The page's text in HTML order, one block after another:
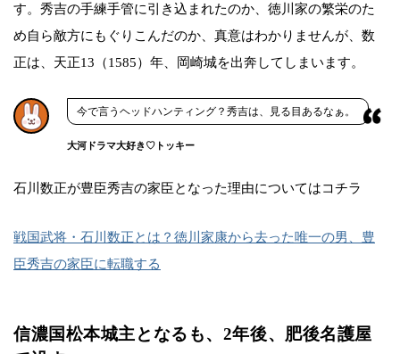
す。秀吉の手練手管に引き込まれたのか、徳川家の繁栄のた
め自ら敵方にもぐりこんだのか、真意はわかりませんが、数
正は、天正13（1585）年、岡崎城を出奔してしまいます。
今で言うヘッドハンティング？秀吉は、見る目あるなぁ。
大河ドラマ大好き♡トッキー
石川数正が豊臣秀吉の家臣となった理由についてはコチラ
戦国武将・石川数正とは？徳川家康から去った唯一の男、豊
臣秀吉の家臣に転職する
信濃国松本城主となるも、2年後、肥後名護屋